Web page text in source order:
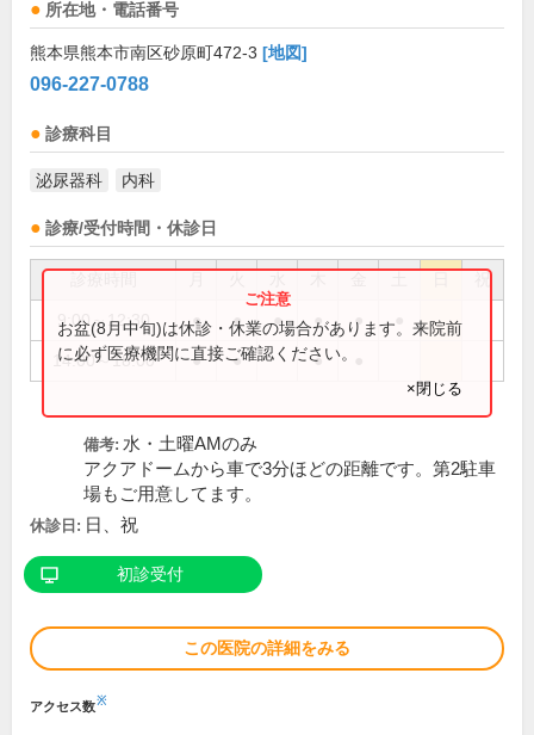
所在地・電話番号
熊本県熊本市南区砂原町472-3 [地図]
096-227-0788
診療科目
泌尿器科 内科
診療/受付時間・休診日
祝
9:00～12:30 ● ● ● ● ●
14:00～18:00 ● ● ●
お盆(8月中旬)は休診・休業の場合があります。来院前
に必ず医療機関に直接ご確認ください。
×閉じる
備考: 水・土曜AMのみ
アクアドームから車で3分ほどの距離です。第2駐車
場もご用意してます。
休診日: 日、祝
初診受付
この医院の詳細をみる
アクセス数※